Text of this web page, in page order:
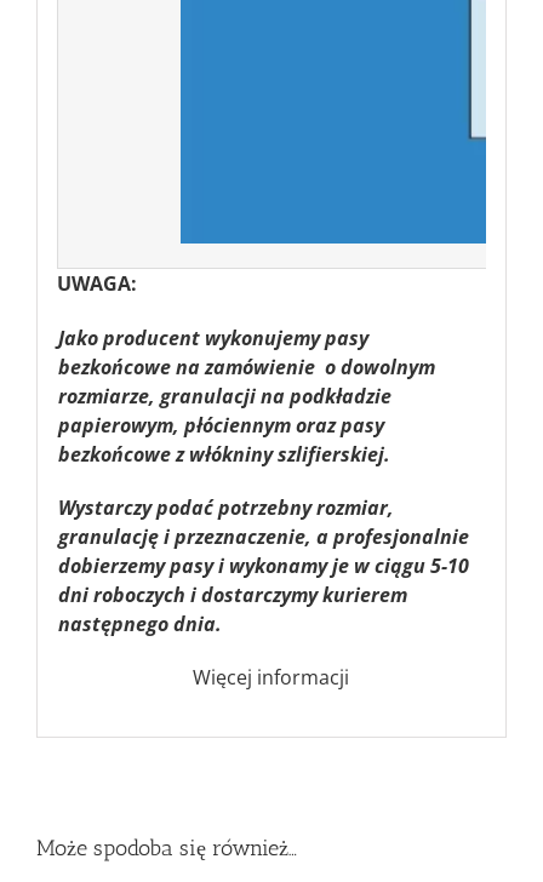
UWAGA:
Jako producent wykonujemy pasy
bezkońcowe na zamówienie o dowolnym
rozmiarze, granulacji na podkładzie
papierowym, płóciennym oraz pasy
bezkońcowe z włókniny szlifierskiej.
Wystarczy podać potrzebny rozmiar,
granulację i przeznaczenie, a profesjonalnie
dobierzemy pasy i wykonamy je w ciągu 5-10
dni roboczych i dostarczymy kurierem
następnego dnia.
Więcej informacji
Może spodoba się również…